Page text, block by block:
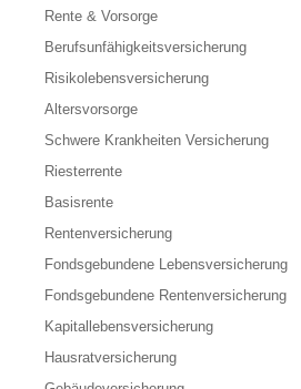
Rente & Vorsorge
Berufs­unfähigkeitsversicherung
Risikolebensversicherung
Altersvorsorge
Schwere Krankheiten Versicherung
Riesterrente
Basisrente
Rentenversicherung
Fondsgebundene Lebensversicherung
Fondsgebundene Rentenversicherung
Kapitallebensversicherung
Hausratversicherung